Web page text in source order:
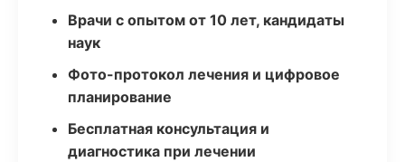
Врачи с опытом от 10 лет, кандидаты
наук
Фото-протокол лечения и цифровое
планирование
Бесплатная консультация и
диагностика при лечении